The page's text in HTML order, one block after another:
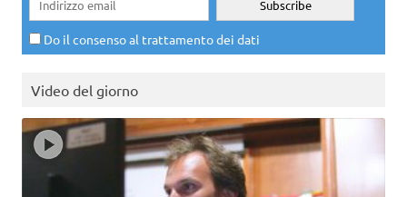
Do il consenso al trattamento dei dati
Video del giorno